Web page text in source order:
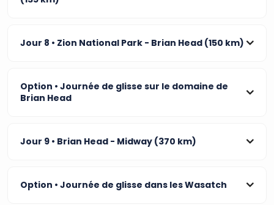
Jour 8 • Zion National Park - Brian Head (150 km)
Option • Journée de glisse sur le domaine de
Brian Head
Jour 9 • Brian Head - Midway (370 km)
Option • Journée de glisse dans les Wasatch